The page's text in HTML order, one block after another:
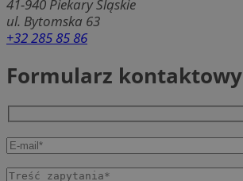
41-940 Piekary Śląskie
ul. Bytomska 63
+32 285 85 86
Formularz kontaktowy